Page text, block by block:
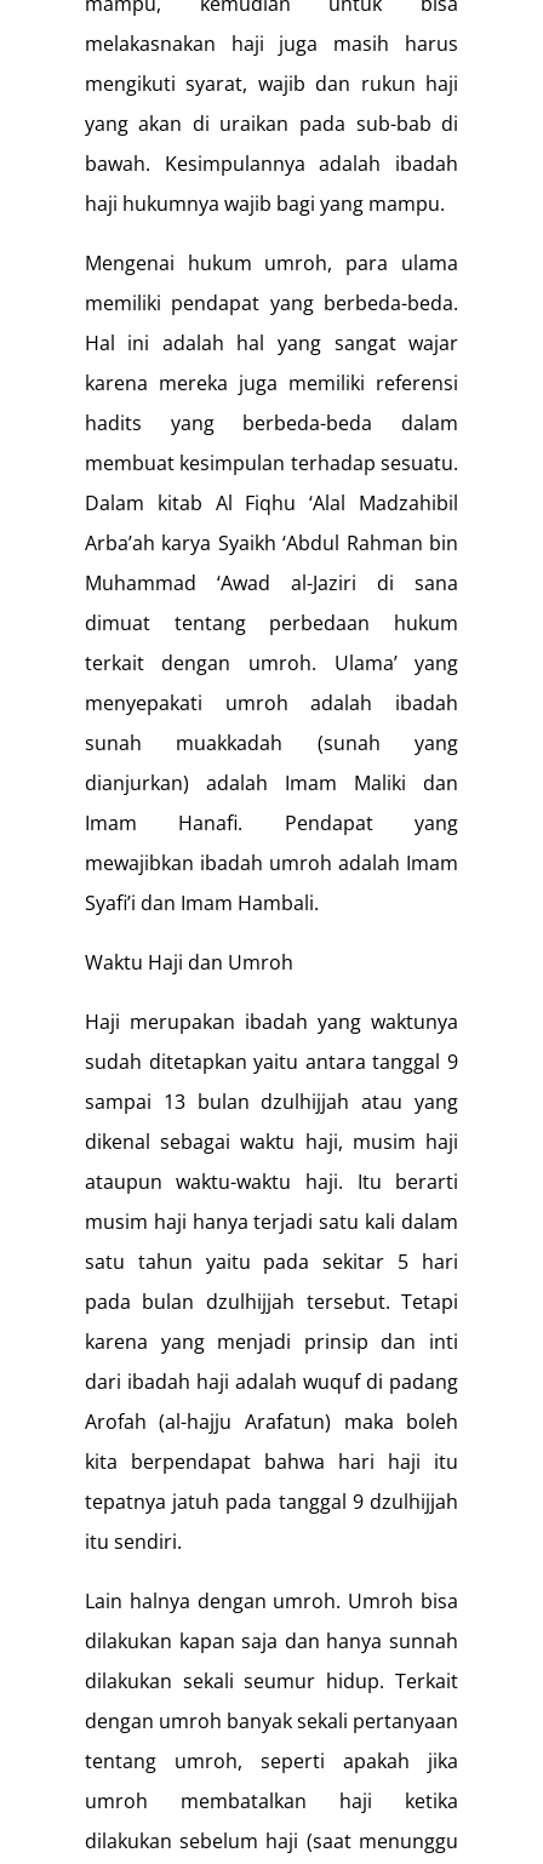
melakasnakan haji juga masih harus
mengikuti syarat, wajib dan rukun haji
yang akan di uraikan pada sub-bab di
bawah. Kesimpulannya adalah ibadah
haji hukumnya wajib bagi yang mampu.
Mengenai hukum umroh, para ulama
memiliki pendapat yang berbeda-beda.
Hal ini adalah hal yang sangat wajar
karena mereka juga memiliki referensi
hadits yang berbeda-beda dalam
membuat kesimpulan terhadap sesuatu.
Dalam kitab Al Fiqhu ‘Alal Madzahibil
Arba’ah karya Syaikh ‘Abdul Rahman bin
Muhammad ‘Awad al-Jaziri di sana
dimuat tentang perbedaan hukum
terkait dengan umroh. Ulama’ yang
menyepakati umroh adalah ibadah
sunah muakkadah (sunah yang
dianjurkan) adalah Imam Maliki dan
Imam Hanafi. Pendapat yang
mewajibkan ibadah umroh adalah Imam
Syafi’i dan Imam Hambali.
Waktu Haji dan Umroh
Haji merupakan ibadah yang waktunya
sudah ditetapkan yaitu antara tanggal 9
sampai 13 bulan dzulhijjah atau yang
dikenal sebagai waktu haji, musim haji
ataupun waktu-waktu haji. Itu berarti
musim haji hanya terjadi satu kali dalam
satu tahun yaitu pada sekitar 5 hari
pada bulan dzulhijjah tersebut. Tetapi
karena yang menjadi prinsip dan inti
dari ibadah haji adalah wuquf di padang
Arofah (al-hajju Arafatun) maka boleh
kita berpendapat bahwa hari haji itu
tepatnya jatuh pada tanggal 9 dzulhijjah
itu sendiri.
Lain halnya dengan umroh. Umroh bisa
dilakukan kapan saja dan hanya sunnah
dilakukan sekali seumur hidup. Terkait
dengan umroh banyak sekali pertanyaan
tentang umroh, seperti apakah jika
umroh membatalkan haji ketika
dilakukan sebelum haji (saat menunggu